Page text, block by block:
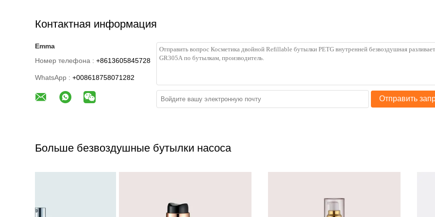
Контактная информация
Emma
Номер телефона : +8613605845728
WhatsApp : +008618758071282
Отправить
Больше безвоздушные бутылки насоса